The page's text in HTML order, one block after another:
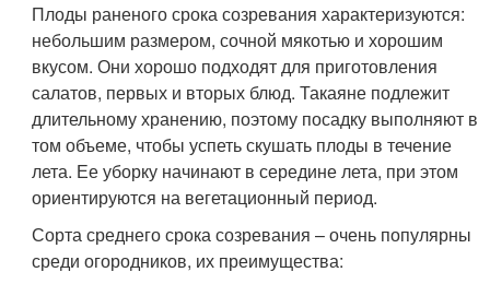
Плоды раненого срока созревания характеризуются:
небольшим размером, сочной мякотью и хорошим
вкусом. Они хорошо подходят для приготовления
салатов, первых и вторых блюд. Такаяне подлежит
длительному хранению, поэтому посадку выполняют в
том объеме, чтобы успеть скушать плоды в течение
лета. Ее уборку начинают в середине лета, при этом
ориентируются на вегетационный период.
Сорта среднего срока созревания – очень популярны
среди огородников, их преимущества: